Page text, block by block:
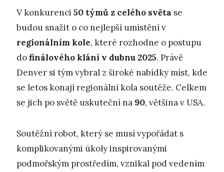
V konkurenci 50 týmů z celého světa se
budou snažit o co nejlepší umístění v
regionálním kole, které rozhodne o postupu
dofinálového klání v dubnu 2025. Právě
Denver si tým vybral z široké nabídky míst, kde
se letos konají regionální kola soutěže. Celkem
se jich po světě uskuteční na 90, většina v USA.
Soutěžní robot, který se musí vypořádat s
komplikovanými úkoly inspirovanými
podmořským prostředím, vznikal pod vedením